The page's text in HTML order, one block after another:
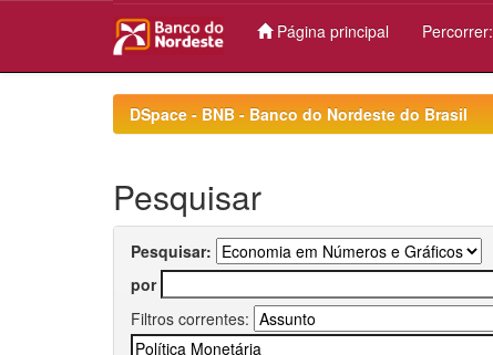
Página principal Percorrer:
DSpace - BNB - Banco do Nordeste do Brasil
Pesquisar
Pesquisar:
por
Filtros correntes: